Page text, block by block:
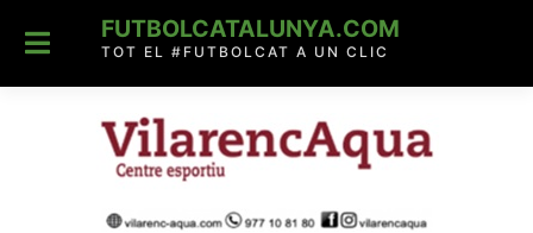
content
FUTBOLCATALUNYA.COM
TOT EL #FUTBOLCAT A UN CLIC